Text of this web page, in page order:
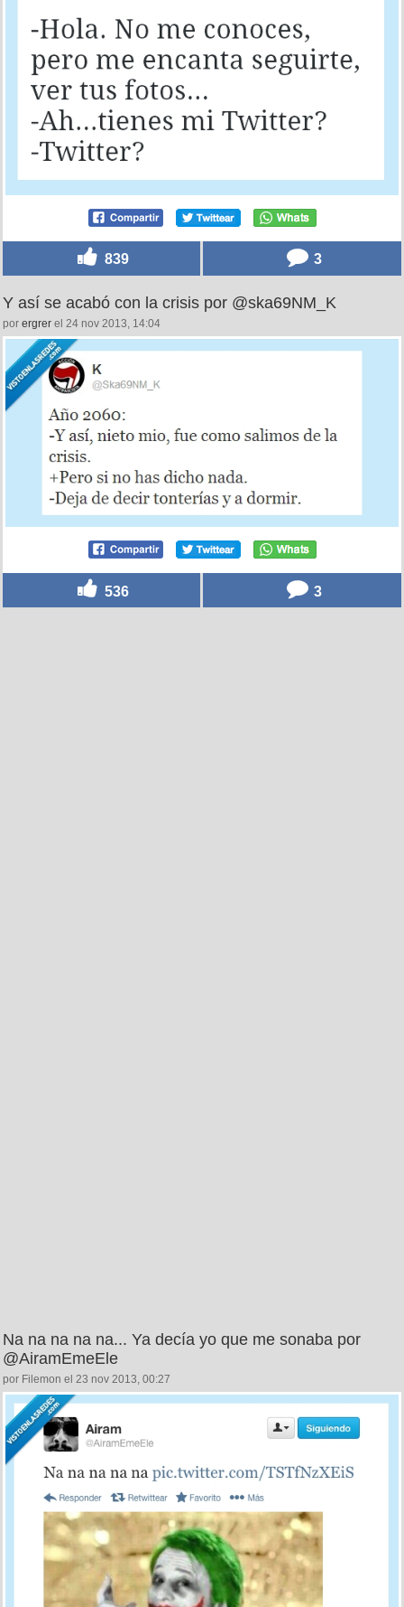
839 3
Y así se acabó con la crisis por @ska69NM_K
por ergrer el 24 nov 2013, 14:04
536 3
Na na na na na... Ya decía yo que me sonaba por
@AiramEmeEle
por Filemon el 23 nov 2013, 00:27